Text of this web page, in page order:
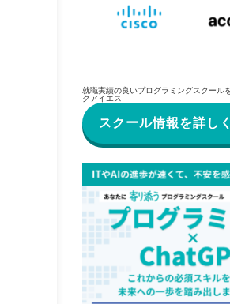
就職実績の良いプログラミングスクール
クアイエス
スクール情報を詳し